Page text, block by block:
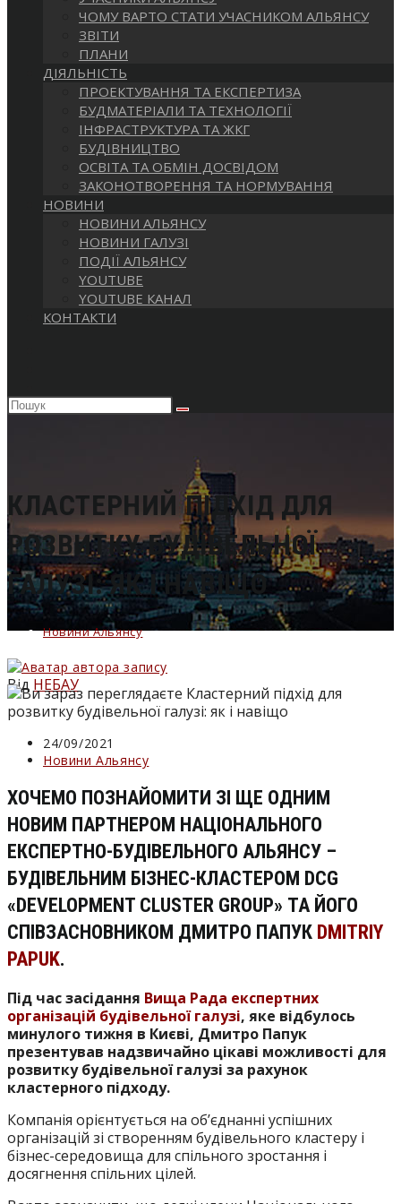
САЙТІ
ЧОМУ ВАРТО СТАТИ УЧАСНИКОМ АЛЬЯНСУ
ЗВІТИ
ПЛАНИ
ДІЯЛЬНІСТЬ
ПРОЕКТУВАННЯ ТА ЕКСПЕРТИЗА
БУДМАТЕРІАЛИ ТА ТЕХНОЛОГІЇ
ІНФРАСТРУКТУРА ТА ЖКГ
БУДІВНИЦТВО
ОСВІТА ТА ОБМІН ДОСВІДОМ
ЗАКОНОТВОРЕННЯ ТА НОРМУВАННЯ
НОВИНИ
НОВИНИ АЛЬЯНСУ
НОВИНИ ГАЛУЗІ
ПОДІЇ АЛЬЯНСУ
YOUTUBE
YOUTUBE КАНАЛ
КОНТАКТИ
Пошук
КЛАСТЕРНИЙ ПІДХІД ДЛЯ
РОЗВИТКУ БУДІВЕЛЬНОЇ
ГАЛУЗІ: ЯК І НАВІЩО
Новини Альянсу
Від НЕБАУ
Запис
опубліковано:
24/09/2021
Категорія
Новини Альянсу
ХОЧЕМО ПОЗНАЙОМИТИ ЗІ ЩЕ ОДНИМ
НОВИМ ПАРТНЕРОМ НАЦІОНАЛЬНОГО
ЕКСПЕРТНО-БУДІВЕЛЬНОГО АЛЬЯНСУ –
БУДІВЕЛЬНИМ БІЗНЕС-КЛАСТЕРОМ DCG
«DEVELOPMENT CLUSTER GROUP» ТА ЙОГО
СПІВЗАСНОВНИКОМ ДМИТРО ПАПУК DMITRIY
PAPUK.
Під час засідання Вища Рада експертних
організацій будівельної галузі, яке відбулось
минулого тижня в Києві, Дмитро Папук
презентував надзвичайно цікаві можливості для
розвитку будівельної галузі за рахунок
кластерного підходу.
Компанія орієнтується на об’єднанні успішних
організацій зі створенням будівельного кластеру і
бізнес-середовища для спільного зростання і
досягнення спільних цілей.